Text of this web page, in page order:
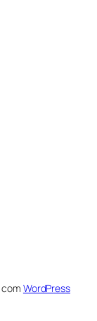
WordPress